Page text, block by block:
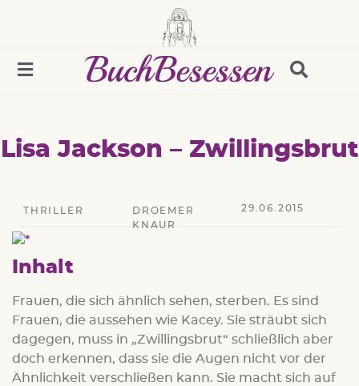
Lisa Jackson – Zwillingsbrut
THRILLER
DROEMER
KNAUR
29.06.2015
Inhalt
Frauen, die sich ähnlich sehen, sterben. Es sind
Frauen, die aussehen wie Kacey. Sie sträubt sich
dagegen, muss in „Zwillingsbrut“ schließlich aber
doch erkennen, dass sie die Augen nicht vor der
Ähnlichkeit verschließen kann. Sie macht sich auf